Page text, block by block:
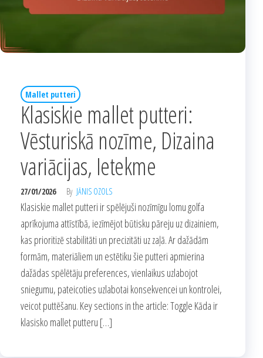
Mallet putteri
Klasiskie mallet putteri:
Vēsturiskā nozīme, Dizaina
variācijas, Ietekme
27/01/2026 By JĀNIS OZOLS
Klasiskie mallet putteri ir spēlējuši nozīmīgu lomu golfa
aprīkojuma attīstībā, iezīmējot būtisku pāreju uz dizainiem,
kas prioritizē stabilitāti un precizitāti uz zaļā. Ar dažādām
formām, materiāliem un estētiku šie putteri apmierina
dažādas spēlētāju preferences, vienlaikus uzlabojot
sniegumu, pateicoties uzlabotai konsekvencei un kontrolei,
veicot puttēšanu. Key sections in the article: Toggle Kāda ir
klasisko mallet putteru […]